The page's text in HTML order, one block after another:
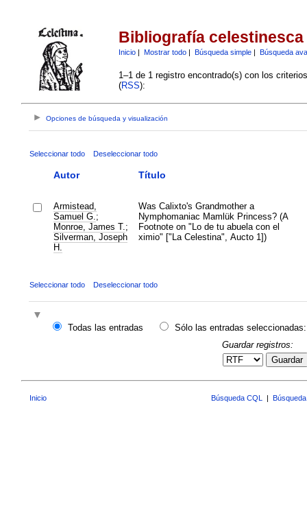
Bibliografía celestinesca
Inicio| Mostrar todo| Búsqueda simple| Búsqueda
1–1 de 1 registro encontrado(s) con los
(RSS):
Opciones de búsqueda y visualización
Seleccionar todo Deseleccionar todo
Autor Título
Armistead,
Samuel G. ;
Monroe, James T. ;
Silverman, Joseph
H.
Was Calixto's Grandmother a
Nymphomaniac Mamlük Princess? (A
Footnote on "Lo de tu abuela con el
ximio" ["La Celestina", Aucto 1])
Seleccionar todo Deseleccionar todo
Todas las entradas
Sólo las entradas seleccionadas:
Guardar registros:
Guardar
Inicio Búsqueda CQL